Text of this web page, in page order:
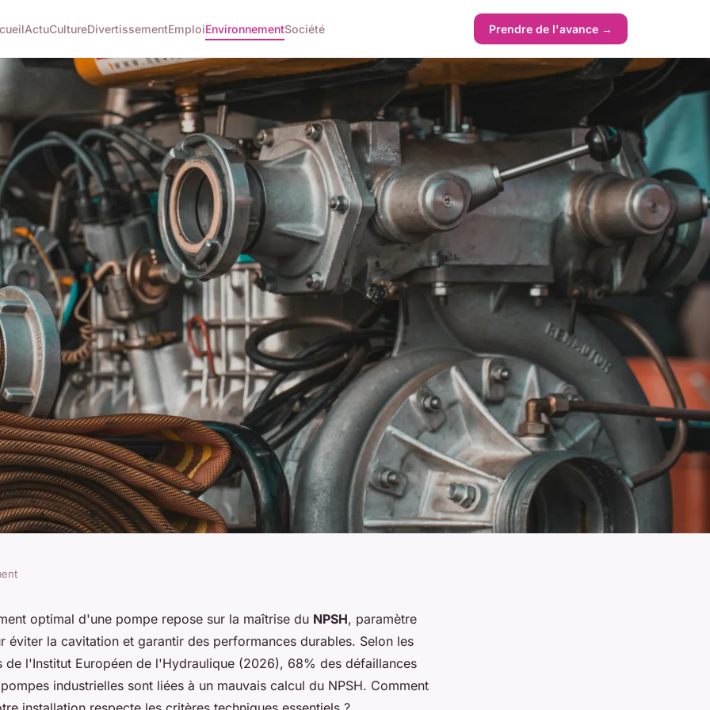
ActuCultureDivertissementEmploiEnvironnementSociété Prendre de l'avance →
du npsh
pompe
optimal d'une pompe repose sur la maîtrise du NPSH, paramètre
éviter la cavitation et garantir des performances durables. Selon les
de l'Institut Européen de l'Hydraulique (2026), 68% des défaillances
industrielles sont liées à un mauvais calcul du NPSH. Comment